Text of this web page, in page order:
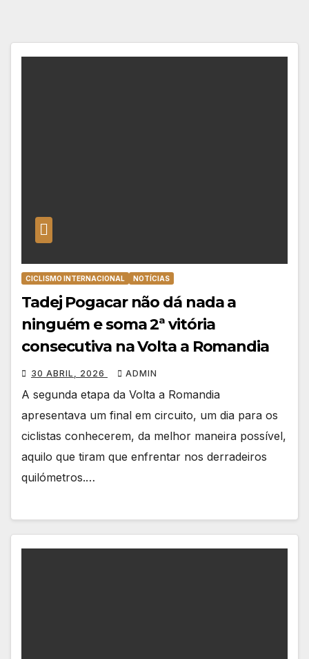
CICLISMO INTERNACIONAL NOTÍCIAS
Tadej Pogacar não dá nada a
ninguém e soma 2ª vitória
consecutiva na Volta a Romandia
30 ABRIL, 2026 ADMIN
A segunda etapa da Volta a Romandia
apresentava um final em circuito, um dia para os
ciclistas conhecerem, da melhor maneira possível,
aquilo que tiram que enfrentar nos derradeiros
quilómetros.…